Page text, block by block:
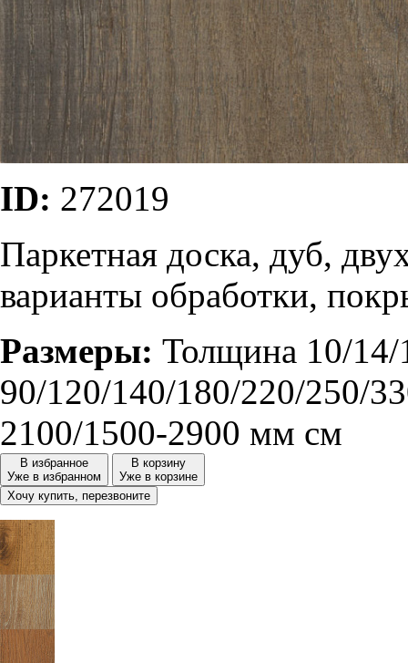
ID: 272019
Паркетная доска, дуб,
варианты обработки,
Размеры: Толщина 10/
90/120/140/180/220/250/
2100/1500-2900 мм см
В избранное
Уже в избранном
В корзину
Уже в корзине
Хочу купить, перезвоните